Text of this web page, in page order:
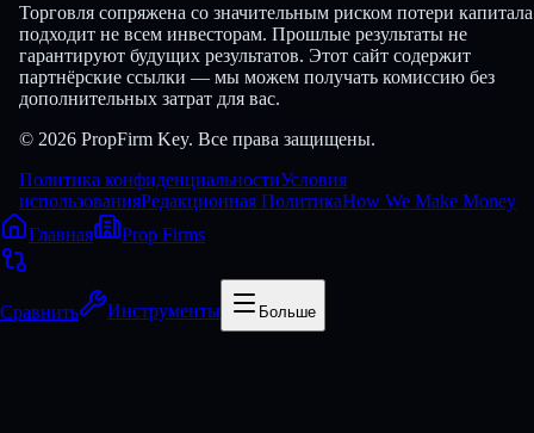
Торговля сопряжена со значительным риском потери
подходит не всем инвесторам. Прошлые результаты не
гарантируют будущих результатов. Этот сайт содержит
партнёрские ссылки — мы можем получать комиссию без
дополнительных затрат для вас.
© 2026 PropFirm Key. Все права защищены.
Политика конфиденциальностиУсловия
использованияРедакционная ПолитикаHow We Make Money
Главная
Prop Firms
Сравнить Инструменты Больше